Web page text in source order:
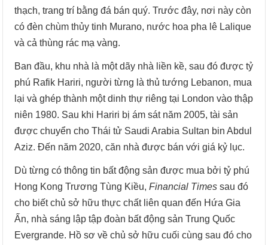
thạch, trang trí bằng đá bán quý. Trước đây, nơi này còn
có đèn chùm thủy tinh Murano, nước hoa pha lê Lalique
và cả thùng rác mạ vàng.
Ban đầu, khu nhà là một dãy nhà liền kề, sau đó được tỷ
phú Rafik Hariri, người từng là thủ tướng Lebanon, mua
lại và ghép thành một dinh thự riêng tại London vào thập
niên 1980. Sau khi Hariri bị ám sát năm 2005, tài sản
được chuyển cho Thái tử Saudi Arabia Sultan bin Abdul
Aziz. Đến năm 2020, căn nhà được bán với giá kỷ lục.
Dù từng có thông tin bất động sản được mua bởi tỷ phú
Hong Kong Trương Tùng Kiều,Financial Timessau đó
cho biết chủ sở hữu thực chất liên quan đến Hứa Gia
Ấn, nhà sáng lập tập đoàn bất động sản Trung Quốc
Evergrande. Hồ sơ về chủ sở hữu cuối cùng sau đó cho